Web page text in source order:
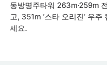
동방명주타워 263m·259m
고, 351m ‘스타 오리진’ 우
세요.